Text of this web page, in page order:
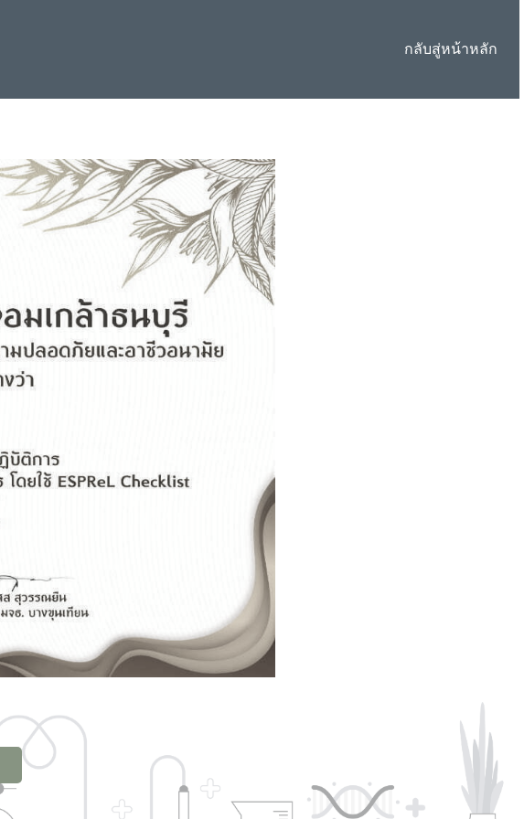
กลับสู่หน้าหลัก